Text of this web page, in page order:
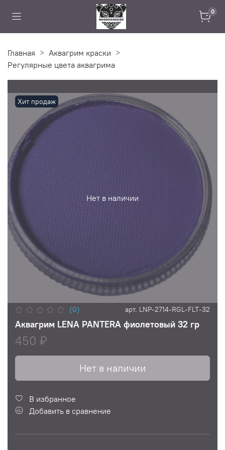
0
Главная
Аквагрим краски
Регулярные цвета аквагрима
Нет в наличии
Хит продаж
(0) арт. LNP-2714-RGL-FLT-32
Аквагрим LENA PANTERA фиолетовый 32 гр
450 ₽
Нет в наличии
В избранное
Добавить в сравнение